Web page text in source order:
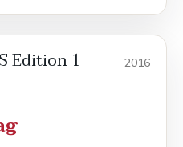
Edition 1 2016